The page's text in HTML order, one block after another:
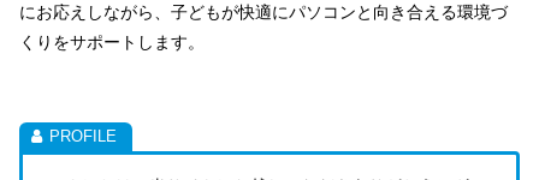
にお応えしながら、子どもが快適にパソコンと向き合える環境づ
くりをサポートします。